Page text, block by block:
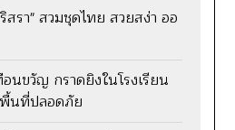
สรา" สวมชุดไทย สวยสง่า ออ
นขวัญ กราดยิงในโรงเรียน
พื้นที่ปลอดภัย